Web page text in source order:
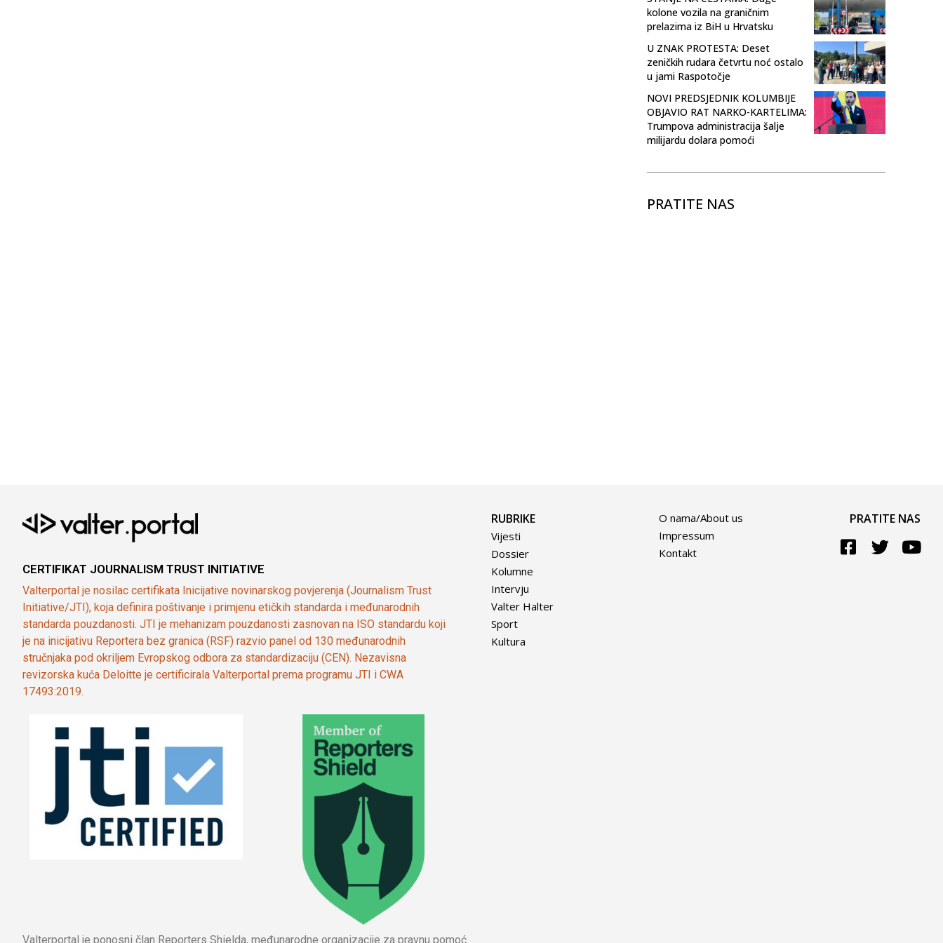
kolone vozila na graničnim
prelazima iz BiH u Hrvatsku
U ZNAK PROTESTA: Deset
zeničkih rudara četvrtu noć ostalo
u jami Raspotočje
NOVI PREDSJEDNIK KOLUMBIJE
OBJAVIO RAT NARKO-KARTELIMA:
Trumpova administracija šalje
milijardu dolara pomoći
PRATITE NAS
CERTIFIKAT JOURNALISM TRUST INITIATIVE
Valterportal je nosilac certifikata Inicijative novinarskog povjerenja (Journalism Trust
Initiative/JTI), koja definira poštivanje i primjenu etičkih standarda i međunarodnih
standarda pouzdanosti. JTI je mehanizam pouzdanosti zasnovan na ISO standardu koji
je na inicijativu Reportera bez granica (RSF) razvio panel od 130 međunarodnih
stručnjaka pod okriljem Evropskog odbora za standardizaciju (CEN). Nezavisna
revizorska kuća Deloitte je certificirala Valterportal prema programu JTI i CWA
17493:2019.
Valterportal je ponosni član Reporters Shielda, međunarodne organizacije za pravnu pomoć
RUBRIKE
Vijesti
Dossier
Kolumne
Intervju
Valter Halter
Sport
Kultura
O nama/About us
Impressum
Kontakt
PRATITE NAS